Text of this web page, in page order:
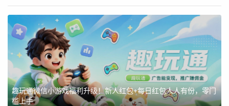
趣玩通微信小游戏福利升级！新人红包+每日红包人人有份，零门
槛上手